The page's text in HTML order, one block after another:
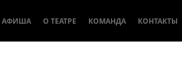
АФИША О ТЕАТРЕ КОМАНДА КОНТАКТЫ